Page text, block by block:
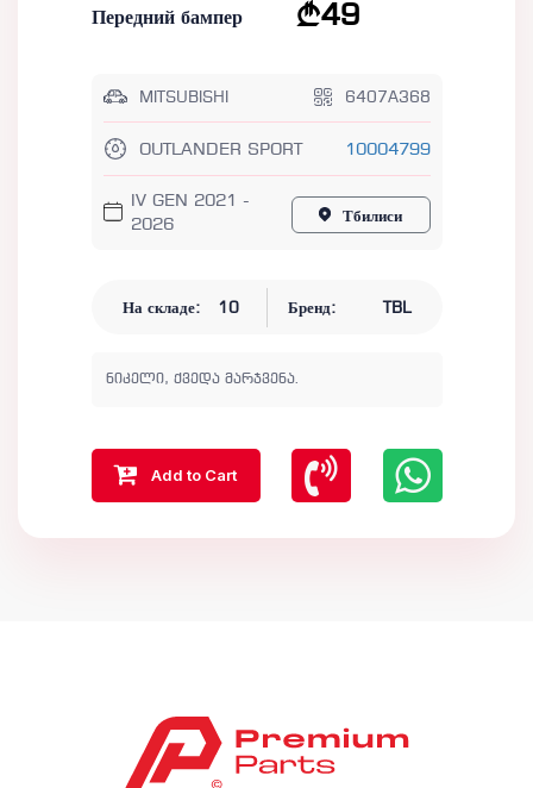
Передний бампер 49
MITSUBISHI 6407A368
OUTLANDER SPORT 10004799
IV GEN 2021 -
2026
Тбилиси
На складе: 10 Бренд: TBL
ნიკელი, ქვედა მარჯვენა.
Add to Cart